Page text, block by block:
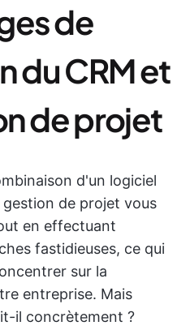
de
du CRM et
de projet
d'un logiciel
de projet vous
en effectuant
fastidieuses, ce qui
sur la
entreprise. Mais
il concrètement ?